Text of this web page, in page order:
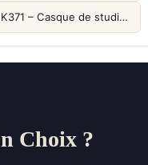
AKG K371 – Casque de studio fermé 50mm titane, réponse 5Hz-50kHz
Choix ?